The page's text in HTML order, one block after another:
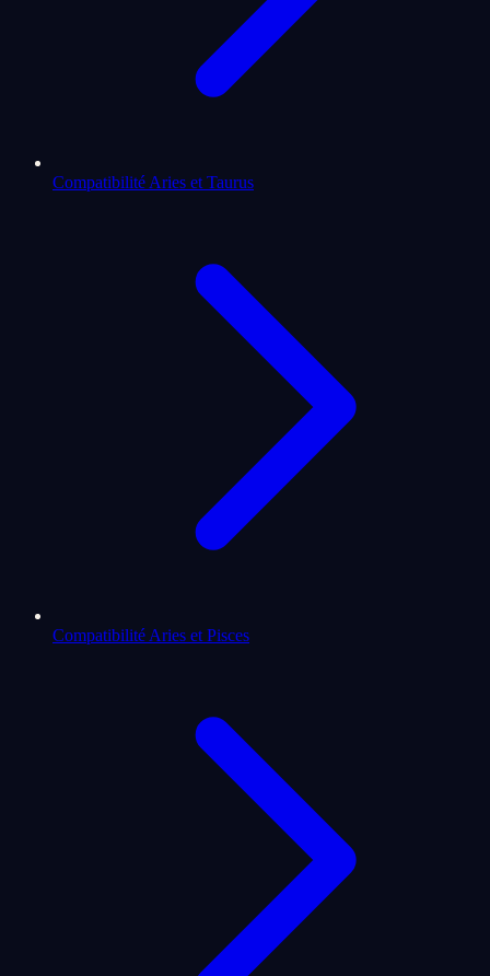
Compatibilité Aries et Taurus
Compatibilité Aries et Pisces